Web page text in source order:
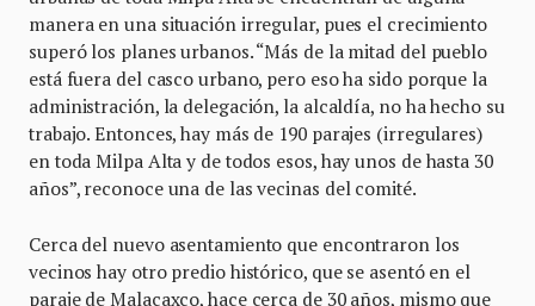
manera en una situación irregular, pues el crecimiento
superó los planes urbanos. “Más de la mitad del pueblo
está fuera del casco urbano, pero eso ha sido porque la
administración, la delegación, la alcaldía, no ha hecho su
trabajo. Entonces, hay más de 190 parajes (irregulares)
en toda Milpa Alta y de todos esos, hay unos de hasta 30
años”, reconoce una de las vecinas del comité.
Cerca del nuevo asentamiento que encontraron los
vecinos hay otro predio histórico, que se asentó en el
paraje de Malacaxco, hace cerca de 30 años, mismo que